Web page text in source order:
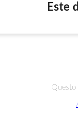
Este
Questo